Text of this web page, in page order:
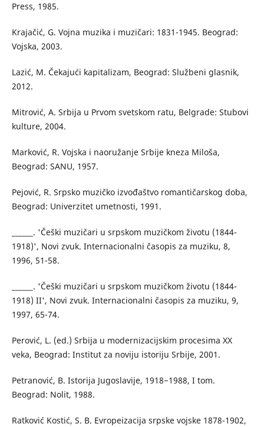
Press, 1985.
Krajačić, G. Vojna muzika i muzičari: 1831-1945. Beograd:
Vojska, 2003.
Lazić, M. Čekajući kapitalizam, Beograd: Službeni glasnik,
2012.
Mitrović, A. Srbija u Prvom svetskom ratu, Belgrade: Stubovi
kulture, 2004.
Marković, R. Vojska i naoružanje Srbije kneza Miloša,
Beograd: SANU, 1957.
Pejović, R. Srpsko muzičko izvođaštvo romantičarskog doba,
Beograd: Univerzitet umetnosti, 1991.
______. 'Češki muzičari u srpskom muzičkom životu (1844-
1918)', Novi zvuk. Internacionalni časopis za muziku, 8,
1996, 51-58.
______. 'Češki muzičari u srpskom muzičkom životu (1844-
1918) II', Novi zvuk. Internacionalni časopis za muziku, 9,
1997, 65-74.
Perović, L. (ed.) Srbija u modernizacijskim procesima XX
veka, Beograd: Institut za noviju istoriju Srbije, 2001.
Petranović, B. Istorija Jugoslavije, 1918−1988, I tom.
Beograd: Nolit, 1988.
Ratković Kostić, S. B. Evropeizacija srpske vojske 1878-1902,